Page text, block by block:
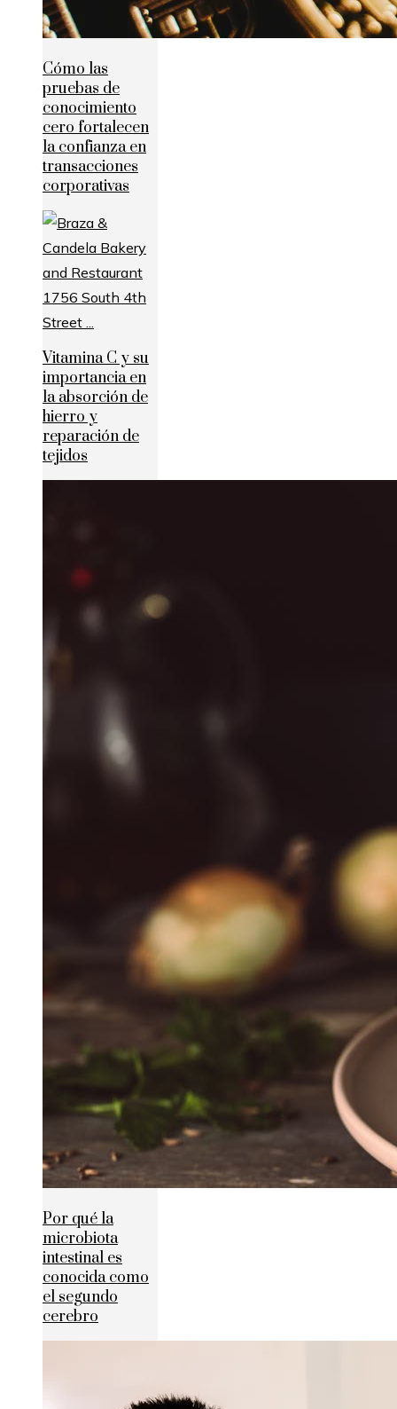
Cómo las
pruebas de
conocimiento
cero fortalecen
la confianza en
transacciones
corporativas
Vitamina C y su
importancia en
la absorción de
hierro y
reparación de
tejidos
Por qué la
microbiota
intestinal es
conocida como
el segundo
cerebro